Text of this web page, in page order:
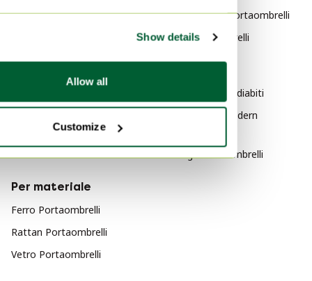
Show details
Allow all
Customize
Artemide Appendiabiti
Artemide Oggetti decorativi
Artemide Specchi
Rob Eckhardt Portaombrelli
Giso Portaombrelli
Art Deco Appendiabiti
Mid Century Modern
Vintage Portaombrelli
Per materiale
Ferro Portaombrelli
Rattan Portaombrelli
Vetro Portaombrelli